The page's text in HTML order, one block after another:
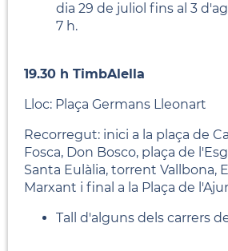
dia 29 de juliol fins al 3
7 h.
19.30 h TimbAlella
Lloc: Plaça Germans Lleonart
Recorregut: inici a la plaça de
Fosca, Don Bosco, plaça de
Santa Eulàlia, torrent Vallbona,
Marxant i final a la Plaça de
Tall d'alguns dels carrers